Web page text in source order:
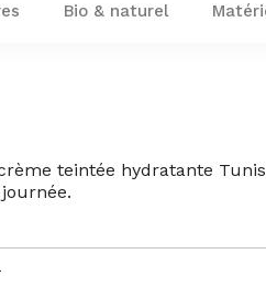
Bio & naturel
teintée hydratante